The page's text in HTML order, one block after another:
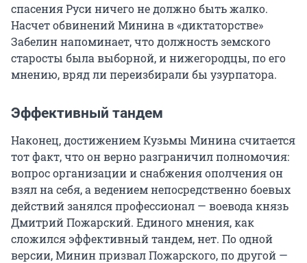
спасения Руси ничего не должно быть жалко.
Насчет обвинений Минина в «диктаторстве»
Забелин напоминает, что должность земского
старосты была выборной, и нижегородцы, по его
мнению, вряд ли переизбирали бы узурпатора.
Эффективный тандем
Наконец, достижением Кузьмы Минина считается
тот факт, что он верно разграничил полномочия:
вопрос организации и снабжения ополчения он
взял на себя, а ведением непосредственно боевых
действий занялся профессионал — воевода князь
Дмитрий Пожарский. Единого мнения, как
сложился эффективный тандем, нет. По одной
версии, Минин призвал Пожарского, по другой —